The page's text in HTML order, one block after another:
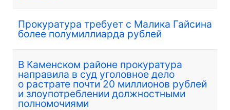
Прокуратура требует с Малика Гайсина
более полумиллиарда рублей
В Каменском районе прокуратура
направила в суд уголовное дело
о растрате почти 20 миллионов рублей
и злоупотреблении должностными
полномочиями